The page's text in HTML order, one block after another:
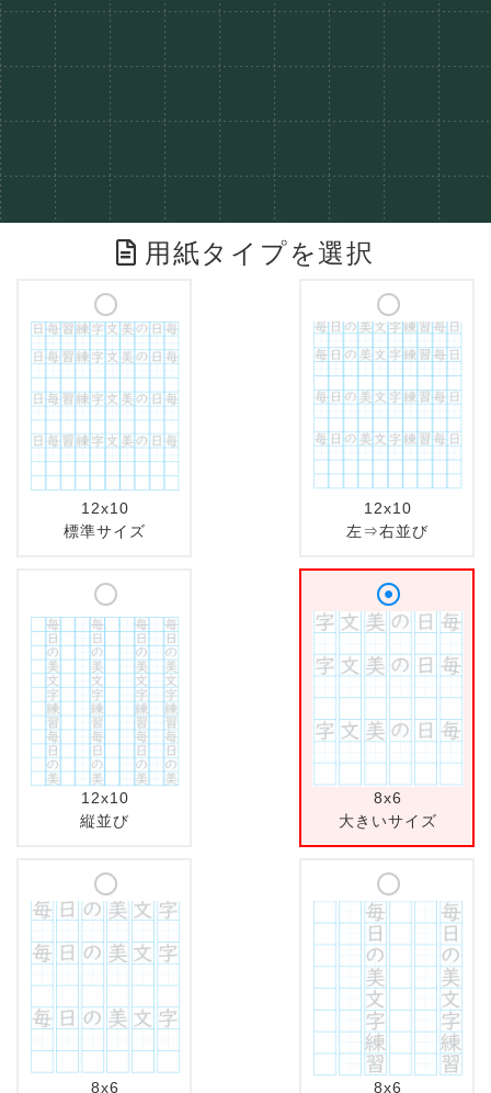
用紙タイプを選択
12x10
標準サイズ
12x10
左⇒右並び
12x10
縦並び
8x6
大きいサイズ
8x6 8x6